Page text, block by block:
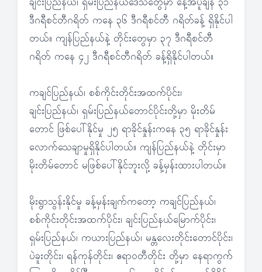
ချင်းပြည်နယ်၊ ရှမ်းပြည်နယ်ဒေသတွေမှာ နေ့အပူချိန် ၃၁
ဒီဂရီစင်တီဂရိတ် ကနေ ၃၆ ဒီဂရီစင်တီ ဂရိတ်ခန့် ရှိနိုင်ပါ
တယ်။ ကျန်ပြည်နယ်နဲ့ တိုင်းတွေမှာ ၃၇ ဒီဂရီစင်တီ
ဂရိတ် ကနေ ၄၂ ဒီဂရီစင်တီဂရိတ် ခန့်ရှိနိုင်ပါတယ်။
ကချင်ပြည်နယ်၊ စစ်ကိုင်းတိုင်းအထက်ပိုင်း၊
ချင်းပြည်နယ်၊ ရှမ်းပြည်နယ်တောင်ပိုင်းတို့မှာ မိုးတိမ်
တောင် ဖြစ်ပေါ်နိုင်မှု ၂၅ ရာခိုင်နှုန်းကနေ ၃၅ ရာခိုင်နှုန်း
လောက်သေချာမှုရှိနိုင်ပါတယ်။ ကျန်ပြည်နယ်နဲ့ တိုင်းမှာ
မိုးတိမ်တောင် မဖြစ်ပေါ်နိုင်ဘူးလို့ ခန့်မှန်းထားပါတယ်။
မိုးရွာသွန်းနိုင်မှု ခန့်မှန်းချက်ကတော့ ကချင်ပြည်နယ်၊
စစ်ကိုင်းတိုင်းအထက်ပိုင်း၊ ချင်းပြည်နယ်မြောက်ပိုင်း၊
ရှမ်းပြည်နယ်၊ ကယားပြည်နယ်၊ မန္တလေးတိုင်းတောင်ပိုင်း၊
ပဲခူးတိုင်း၊ ရန်ကုန်တိုင်း၊ ဧရာဝတီတိုင်း တို့မှာ နေရာကွက်